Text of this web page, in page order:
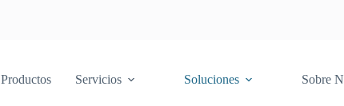
Productos Servicios Soluciones Sobre